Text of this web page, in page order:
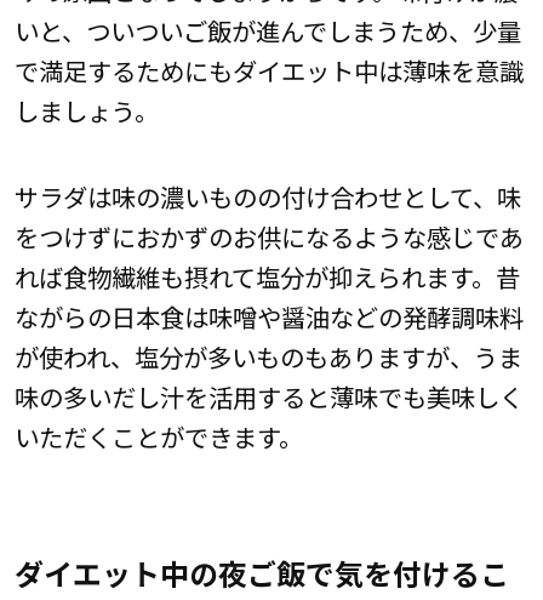
いと、ついついご飯が進んでしまうため、少量
で満足するためにもダイエット中は薄味を意識
しましょう。
サラダは味の濃いものの付け合わせとして、味
をつけずにおかずのお供になるような感じであ
れば食物繊維も摂れて塩分が抑えられます。昔
ながらの日本食は味噌や醤油などの発酵調味料
が使われ、塩分が多いものもありますが、うま
味の多いだし汁を活用すると薄味でも美味しく
いただくことができます。
ダイエット中の夜ご飯で気を付けるこ